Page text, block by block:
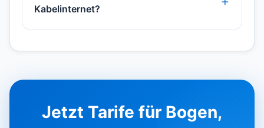
Kabelinternet?
Jetzt Tarife für Bogen,